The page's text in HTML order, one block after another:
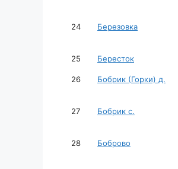
24 Березовка
25 Бересток
26 Бобрик (Горки) д.
27 Бобрик с.
28 Боброво